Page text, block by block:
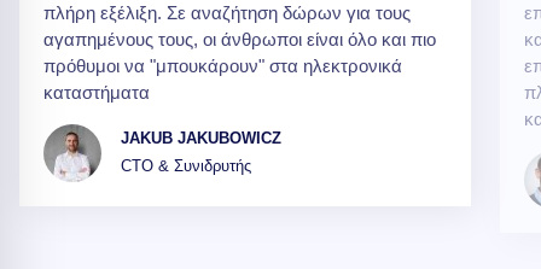
πλήρη εξέλιξη. Σε αναζήτηση δώρων για τους
αγαπημένους τους, οι άνθρωποι είναι όλο και πιο
πρόθυμοι να "μπουκάρουν" στα ηλεκτρονικά
καταστήματα
JAKUB JAKUBOWICZ
CTO & Συνιδρυτής